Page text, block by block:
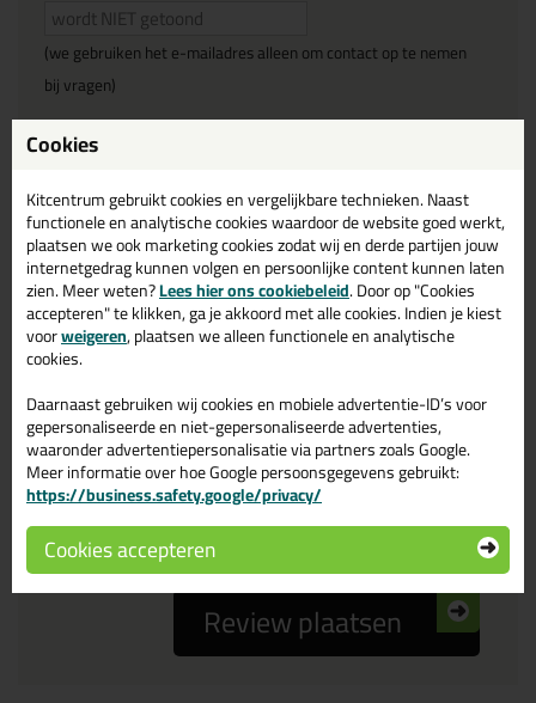
(we gebruiken het e-mailadres alleen om contact op te nemen
bij vragen)
Reviewtitel *
Je ervaring
Beoordeling
Zou jij dit product aanbevelen bij anderen?
ja
nee
Review plaatsen
Cookies
Kitcentrum gebruikt cookies en vergelijkbare technieken. Naast
functionele en analytische cookies waardoor de website goed werkt,
plaatsen we ook marketing cookies zodat wij en derde partijen jouw
internetgedrag kunnen volgen en persoonlijke content kunnen laten
zien. Meer weten?Lees hier ons cookiebeleid. Door op "Cookies
accepteren" te klikken, ga je akkoord met alle cookies. Indien je kiest
voorweigeren, plaatsen we alleen functionele en analytische
cookies.
Daarnaast gebruiken wij cookies en mobiele advertentie-ID’s voor
gepersonaliseerde en niet-gepersonaliseerde advertenties,
waaronder advertentiepersonalisatie via partners zoals Google.
Meer informatie over hoe Google persoonsgegevens gebruikt:
https://business.safety.google/privacy/
Cookies accepteren